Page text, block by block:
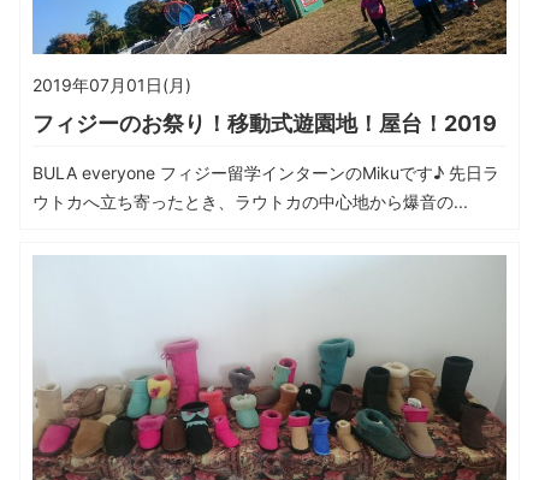
2019年07月01日(月)
フィジーのお祭り！移動式遊園地！屋台！2019
BULA everyone フィジー留学インターンのMikuです♪ 先日ラ
ウトカへ立ち寄ったとき、ラウトカの中心地から爆音の...